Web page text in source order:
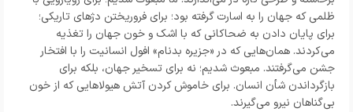
ظلمی که جهان را به اسارت گرفته بود؛ برای فروریختن دژهای تاریکی؛
برای پایان دادن به ضحاکانی که با اشک و خون جهان را تغذیه
می‌کردند. همان‌هایی که در «جزیره بدنام» افول انسانیت را با افتخار
جشن می‌گرفتند. مبعوث شدیم؛ نه برای تسخیر جهان، بلکه برای
بازگرداندن شأن انسان. برای خاموش کردن آتش هیولاهایی که از خون
بی‌گناهان نیرو می‌گیرند.